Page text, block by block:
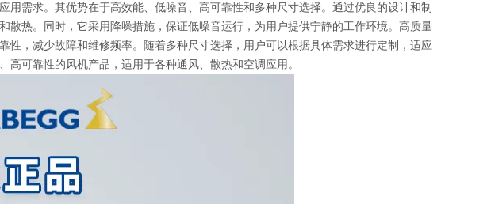
需求。其优势在于高效能、低噪音、高可靠性和多种尺寸选择。通过优良的设计和制
散热。同时，它采用降噪措施，保证低噪音运行，为用户提供宁静的工作环境。高质量
性，减少故障和维修频率。随着多种尺寸选择，用户可以根据具体需求进行定制，适应
可靠性的风机产品，适用于各种通风、散热和空调应用。